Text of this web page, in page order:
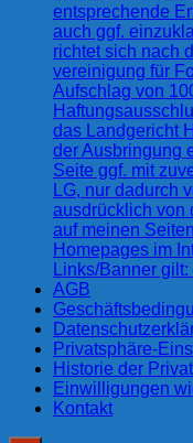
entsprechende
auch ggf.
richtet sich nach
vereinigung für
Aufschlag von
das Landgericht
der Ausbringung
Seite ggf. mit
LG, nur dadurch
ausdrücklich von
auf meinen
Homepages im
Links/Banner
AGB
Privatsphäre-
Historie der
Einwilligungen
Kontakt